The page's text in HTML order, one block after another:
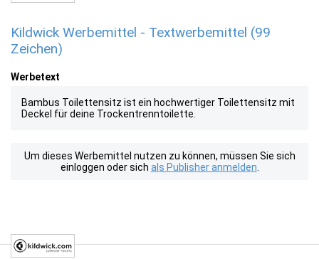
Kildwick Werbemittel - Textwerbemittel (99
Zeichen)
Werbetext
Bambus Toilettensitz ist ein hochwertiger Toilettensitz mit
Deckel für deine Trockentrenntoilette.
Um dieses Werbemittel nutzen zu können, müssen Sie sich
einloggen oder sich als Publisher anmelden